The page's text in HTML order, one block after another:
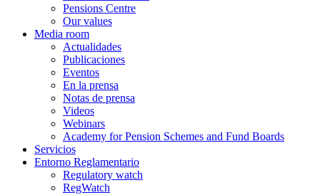
Pensions Centre
Our values
Media room
Actualidades
Publicaciones
Eventos
En la prensa
Notas de prensa
Videos
Webinars
Academy for Pension Schemes and Fund Boards
Servicios
Entorno Reglamentario
Regulatory watch
RegWatch